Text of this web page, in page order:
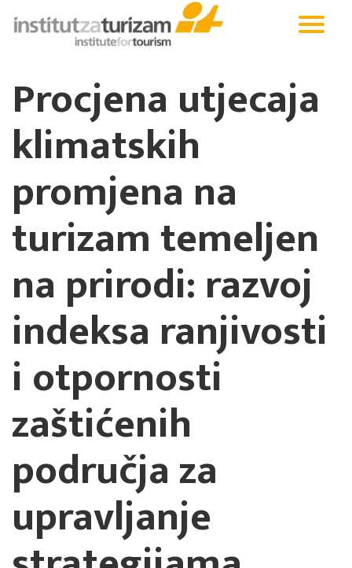
Procjena utjecaja
klimatskih
promjena na
turizam temeljen
na prirodi: razvoj
indeksa ranjivosti
i otpornosti
zaštićenih
područja za
upravljanje